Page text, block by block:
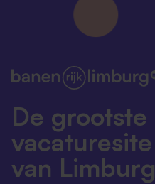
De grootste
vacaturesite
van Limburg